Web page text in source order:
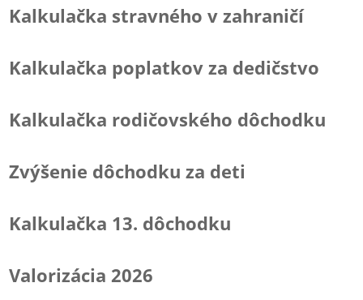
Kalkulačka stravného v zahraničí
Kalkulačka poplatkov za dedičstvo
Kalkulačka rodičovského dôchodku
Zvýšenie dôchodku za deti
Kalkulačka 13. dôchodku
Valorizácia 2026